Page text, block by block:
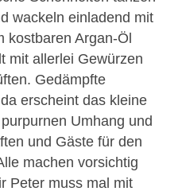
wackeln einladend mit
kostbaren Argan-Öl
mit allerlei Gewürzen
Gedämpfte
erscheint das kleine
Umhang und
und Gäste für den
machen vorsichtig
Peter muss mal mit